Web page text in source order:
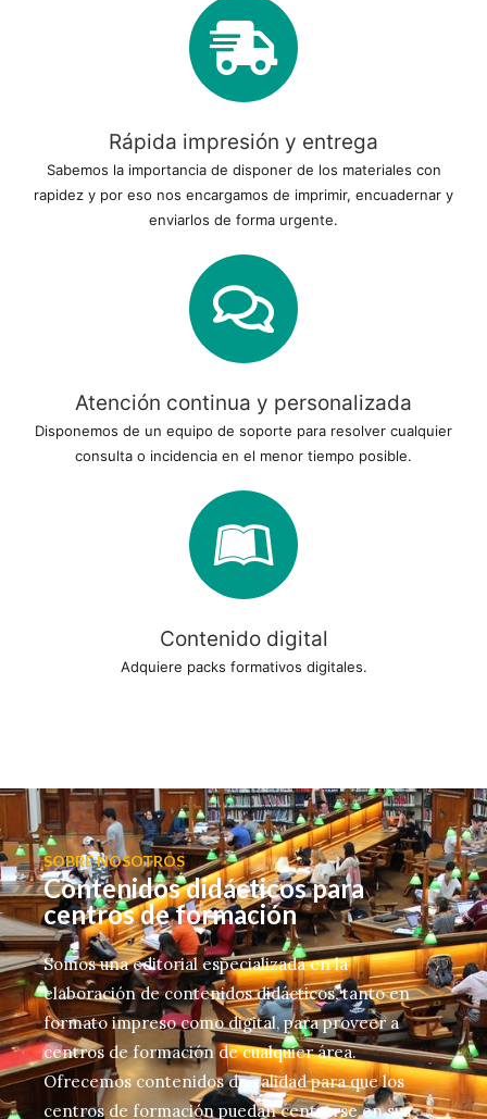
Rápida impresión y entrega
Sabemos la importancia de disponer de los materiales con
rapidez y por eso nos encargamos de imprimir, encuadernar y
enviarlos de forma urgente.
Atención continua y personalizada
Disponemos de un equipo de soporte para resolver cualquier
consulta o incidencia en el menor tiempo posible.
Contenido digital
Adquiere packs formativos digitales.
SOBRE NOSOTROS
Contenidos didácticos para
centros de formación
Somos una editorial especializada en la
elaboración de contenidos didácticos, tanto en
formato impreso como digital, para proveer a
centros de formación de cualquier área.
Ofrecemos contenidos de calidad para que los
centros de formación puedan centrarse en sus